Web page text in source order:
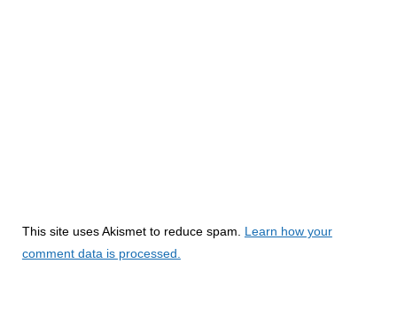
This site uses Akismet to reduce spam. Learn how your
comment data is processed.